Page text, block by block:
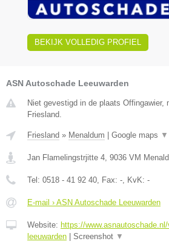
BEKIJK VOLLEDIG PROFIEL
ASN Autoschade Leeuwarden
Niet gevestigd in de plaats Offingawier,
Friesland.
Friesland » Menaldum Google maps ▼
Jan Flamelingstrjitte 4 9036 VM
Tel: 0518 - 41 92 40 , Fax: - , KvK: -
E-mail › ASN Autoschade Leeuwarden
Website: https://
leeuwarden
Screenshot ▼